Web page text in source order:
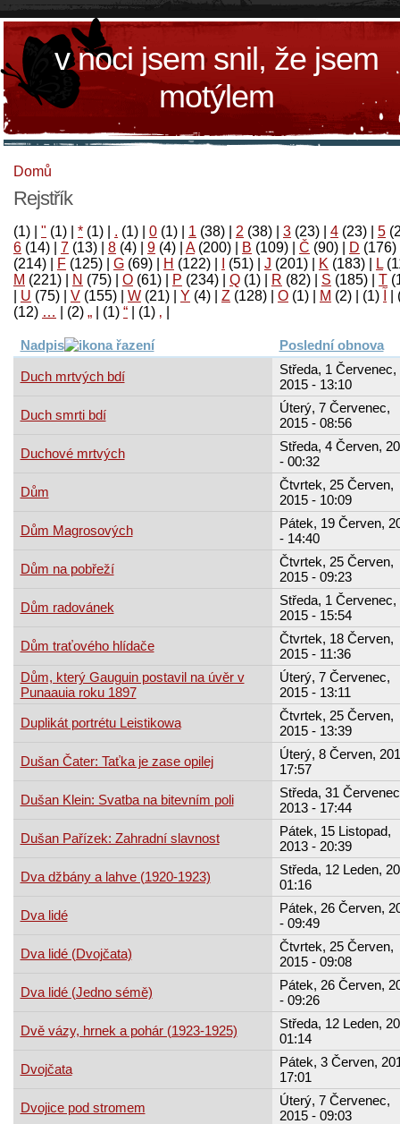
v noci jsem snil, že jsem
motýlem
Domů
Rejstřík
(1) " (1) * (1) . (1) 0 (1) 1 (38) 2 (38) 3 (23) 4 (23) 5
6 (14) 7 (13) 8 (4) 9 (4) A(200) B (109) Č (90) D (176)
(214)
F (125) G (69) H (122) (51) J (201) K (183) L
M (221) N (75) O (61) P (234) Q (1) R (82) S (185) T
U (75) V (155) W (21) Y (4) Z (128) Ο (1) М (2)
(1)
‚
(1)
“
(1)
„
(2)
…
(12)
Nadpis Poslední obnova
Duch mrtvých bdí
Středa, 1 Červenec,
2015 - 13:10
Duch smrti bdí
Úterý, 7 Červenec,
2015 - 08:56
Duchové mrtvých
Středa, 4 Červen,
- 00:32
Dům
Čtvrtek, 25 Červen,
2015 - 10:09
Dům Magrosových
Pátek, 19 Červen,
- 14:40
Dům na pobřeží
Čtvrtek, 25 Červen,
2015 - 09:23
Dům radovánek
Středa, 1 Červenec,
2015 - 15:54
Dům traťového hlídače
Čtvrtek, 18 Červen,
2015 - 11:36
Dům, který Gauguin postavil na úvěr v
Punaauia roku 1897
Úterý, 7 Červenec,
2015 - 13:11
Duplikát portrétu Leistikowa
Čtvrtek, 25 Červen,
2015 - 13:39
Dušan Čater: Taťka je zase opilej
Úterý, 8 Červen,
17:57
Dušan Klein: Svatba na bitevním poli
Středa, 31
2013 - 17:44
Dušan Pařízek: Zahradní slavnost
Pátek, 15 Listopad,
2013 - 20:39
Dva džbány a lahve (1920-1923)
Středa, 12 Leden,
01:16
Dva lidé
Pátek, 26 Červen,
- 09:49
Dva lidé (Dvojčata)
Čtvrtek, 25 Červen,
2015 - 09:08
Dva lidé (Jedno sémě)
Pátek, 26 Červen,
- 09:26
Dvě vázy, hrnek a pohár (1923-1925)
Středa, 12 Leden,
01:14
Dvojčata
Pátek, 3 Červen,
17:01
Dvojice pod stromem
Úterý, 7 Červenec,
2015 - 09:03